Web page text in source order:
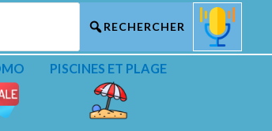
PISCINES ET PLAGE